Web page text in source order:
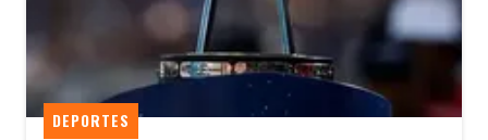
DEPORTES